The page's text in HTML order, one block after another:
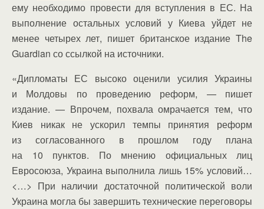
ему необходимо провести для вступления в ЕС. На
выполнение остальных условий у Киева уйдет не
менее четырех лет, пишет британское издание The
Guardian со ссылкой на источники.
«Дипломаты ЕС высоко оценили усилия Украины
и Молдовы по проведению реформ, — пишет
издание. — Впрочем, похвала омрачается тем, что
Киев никак не ускорил темпы принятия реформ
из согласованного в прошлом году плана
на 10 пунктов. По мнению официальных лиц
Евросоюза, Украина выполнила лишь 15% условий…
<…> При наличии достаточной политической воли
Украина могла бы завершить технические переговоры